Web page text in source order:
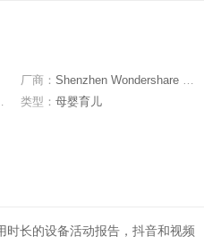
厂商： Shenzhen Wondershare Software Co., Ltd.
类型： 母婴育儿
长的设备活动报告，抖音和视频